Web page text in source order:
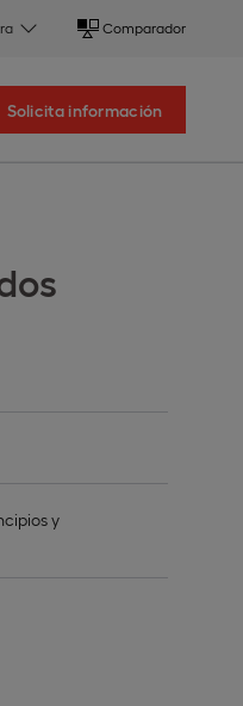
Comparador
Solicita información
y